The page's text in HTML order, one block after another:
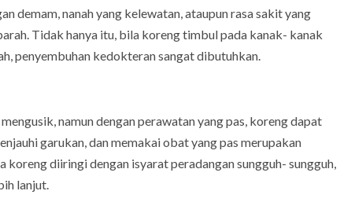
demam, nanah yang kelewatan, ataupun rasa sakit yang
Tidak hanya itu, bila koreng timbul pada kanak- kanak
penyembuhan kedokteran sangat dibutuhkan.
namun dengan perawatan yang pas, koreng dapat
garukan, dan memakai obat yang pas merupakan
diiringi dengan isyarat peradangan sungguh- sungguh,
lanjut.